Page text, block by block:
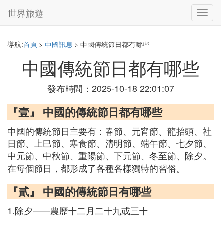
切
換
世界旅遊
導航:首頁 > 中國訊息 > 中國傳統節日都有哪些
中國傳統節日都有哪些
發布時間：2025-10-18 22:01:07
『壹』 中國的傳統節日都有哪些
中國的傳統節日主要有：春節、元宵節、龍抬頭、社
日節、上巳節、寒食節、清明節、端午節、七夕節、
中元節、中秋節、重陽節、下元節、冬至節、除夕。
在每個節日，都形成了各種各樣獨特的習俗。
『貳』 中國的傳統節日有哪些
1.除夕——農歷十二月二十九或三十